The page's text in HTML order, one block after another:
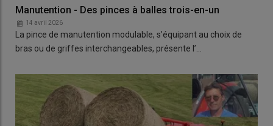
Manutention - Des pinces à balles trois-en-un
14 avril 2026
La pince de manutention modulable, s’équipant au choix de
bras ou de griffes interchangeables, présente l’…